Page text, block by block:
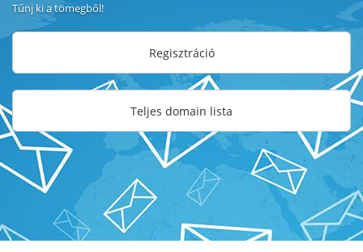
Tűnj ki a tömegből!
Regisztráció
Teljes domain lista